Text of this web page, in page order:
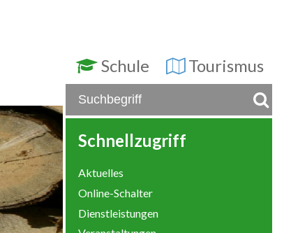
Schule Tourismus
Schnellzugriff
Aktuelles
Online-Schalter
Dienstleistungen